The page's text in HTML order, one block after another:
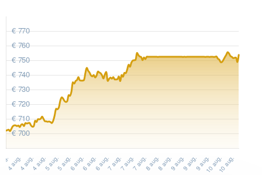
echtheidscertificaat. De verpakking heeft het formaat van
een creditcard, waardoor u deze gemakkelijk in uw
portemonnee kunt opbergen.
De combibar wordt geproduceerd door Valcambi SA, een
gerenommeerde Zwitserse producent die wereldwijd bekend
staat om zijn vakmanschap en betrouwbaarheid. Valcambi is
bovendien LBMA-gecertificeerd, waardoor de goudbaren
overal ter wereld zonder verdere analyse verhandelbaar zijn.
Valcambi noemt hun combibar zelf ‘the best ever produced